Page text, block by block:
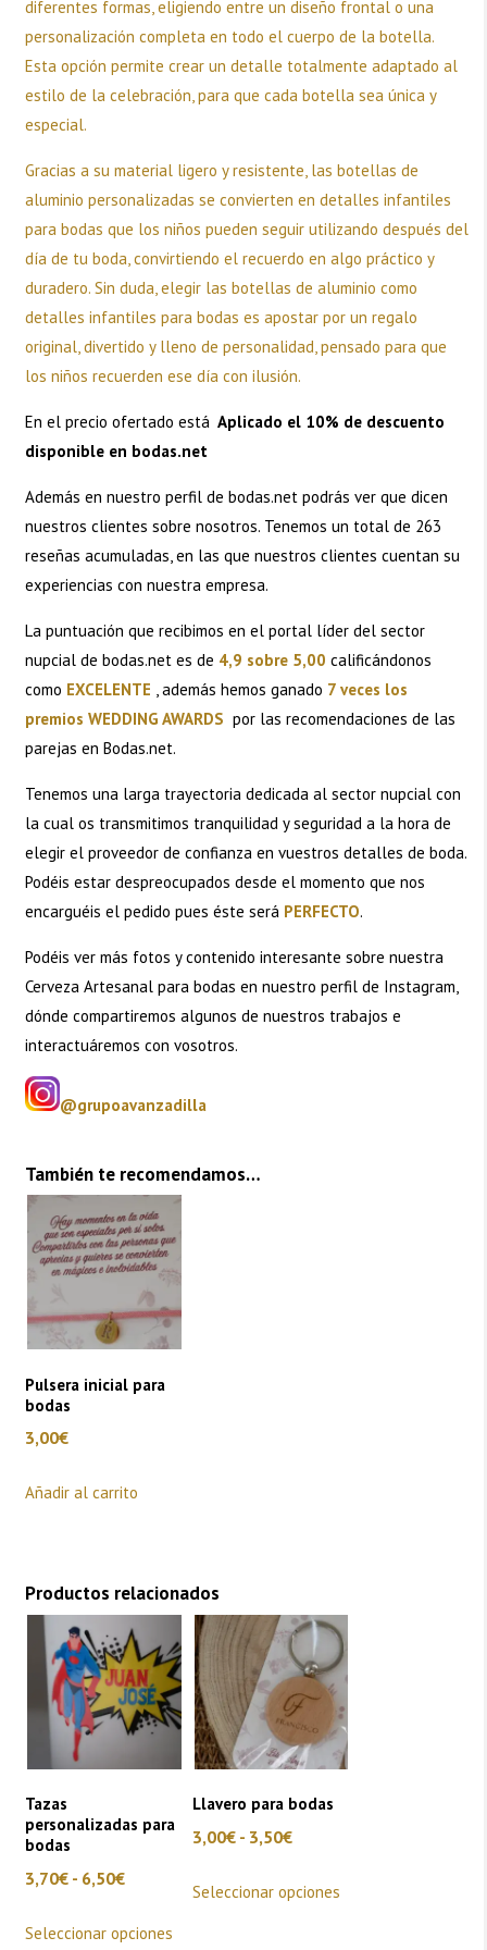
diferentes formas, eligiendo entre un diseño frontal o una
personalización completa en todo el cuerpo de la botella.
Esta opción permite crear un detalle totalmente adaptado al
estilo de la celebración, para que cada botella sea única y
especial.
Gracias a su material ligero y resistente, las botellas de
aluminio personalizadas se convierten en detalles infantiles
para bodas que los niños pueden seguir utilizando después del
día de tu boda, convirtiendo el recuerdo en algo práctico y
duradero. Sin duda, elegir las botellas de aluminio como
detalles infantiles para bodas es apostar por un regalo
original, divertido y lleno de personalidad, pensado para que
los niños recuerden ese día con ilusión.
En el precio ofertado está Aplicado el 10% de descuento
disponible en bodas.net
Además en nuestro perfil de bodas.net podrás ver que dicen
nuestros clientes sobre nosotros. Tenemos un total de 263
reseñas acumuladas, en las que nuestros clientes cuentan su
experiencias con nuestra empresa.
La puntuación que recibimos en el portal líder del sector
nupcial de bodas.net es de 4,9 sobre 5,00 calificándonos
como EXCELENTE , además hemos ganado 7 veces los
premios WEDDING AWARDS por las recomendaciones de las
parejas en Bodas.net.
Tenemos una larga trayectoria dedicada al sector nupcial con
la cual os transmitimos tranquilidad y seguridad a la hora de
elegir el proveedor de confianza en vuestros detalles de boda.
Podéis estar despreocupados desde el momento que nos
encarguéis el pedido pues éste será PERFECTO.
Podéis ver más fotos y contenido interesante sobre nuestra
Cerveza Artesanal para bodas en nuestro perfil de Instagram,
dónde compartiremos algunos de nuestros trabajos e
interactuáremos con vosotros.
@grupoavanzadilla
También te recomendamos…
Pulsera inicial para
bodas
3,00€
Añadir al carrito
Productos relacionados
Tazas
personalizadas para
bodas
3,70€ - 6,50€Rango
precios:
Seleccionar opciones
Llavero para bodas
3,00€ - 3,50€Rango
precios:
Seleccionar opciones
producto